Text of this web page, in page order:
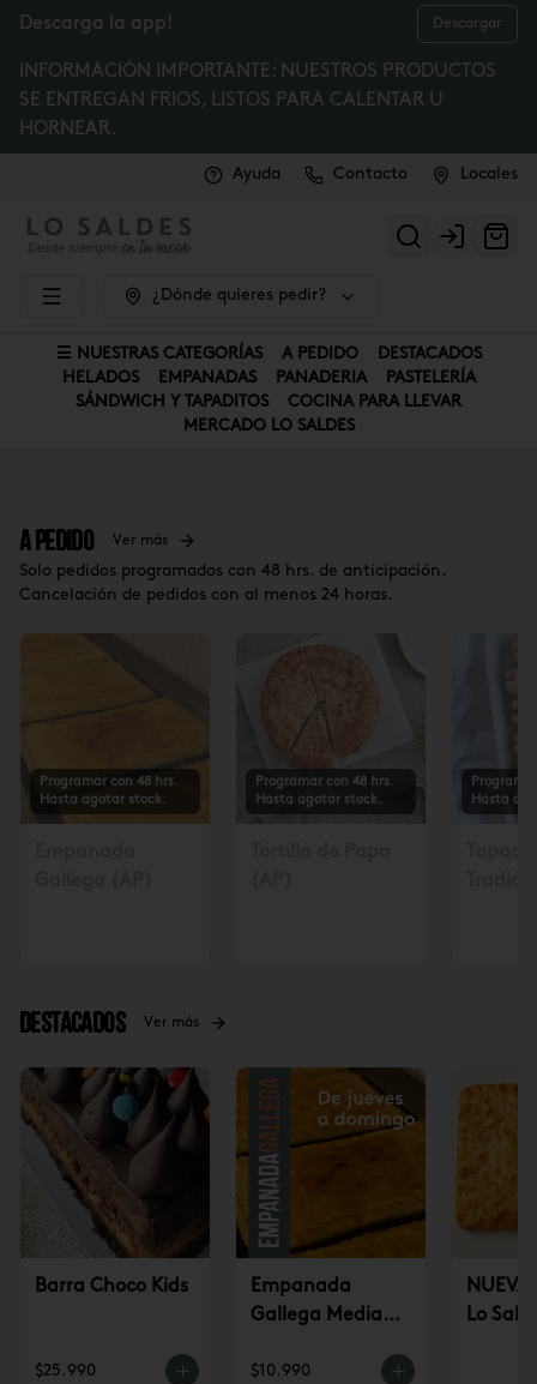
Descarga la app! Descargar
INFORMACIÓN IMPORTANTE: NUESTROS PRODUCTOS
SE ENTREGAN FRIOS, LISTOS PARA CALENTAR U
HORNEAR.
Ayuda Contacto Locales
Login
¿Dónde quieres pedir?
☰ NUESTRAS CATEGORÍAS A PEDIDO
DESTACADOS
HELADOS
EMPANADAS PANADERIA
PASTELERÍA
SÁNDWICH Y TAPADITOS
COCINA PARA LLEVAR
MERCADO LO SALDES
A Pedido Ver más
Solo pedidos programados con 48 hrs. de anticipación.
Cancelación de pedidos con al menos 24 horas.
Programar con 48 hrs.
Hasta agotar stock.
Programar con 48 hrs.
Hasta agotar stock.
Hasta
Destacados Ver más
Barra Choco Kids
$25.990
Empanada
Gallega Mediana
domingo)
$10.990
Lo